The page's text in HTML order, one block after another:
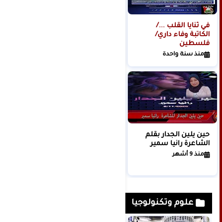
في ثنايا القلب .../
الكاتبة وفاء داري/
فلسطين
منذ سنة واحدة
حين يلين الجدار بقلم
الشاعرة رانيا سمير
منذ 9 أشهر
علوم وتكنولوجيا